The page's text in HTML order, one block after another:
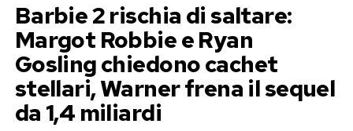
Barbie 2 rischia di saltare:
Margot Robbie e Ryan
Gosling chiedono cachet
stellari, Warner frena il sequel
da 1,4 miliardi